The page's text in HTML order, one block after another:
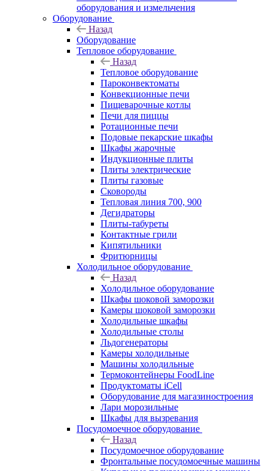
оборудования и измельчения
Оборудование
Назад
Оборудование
Тепловое оборудование
Назад
Тепловое оборудование
Пароконвектоматы
Конвекционные печи
Пищеварочные котлы
Печи для пиццы
Ротационные печи
Подовые пекарские шкафы
Шкафы жарочные
Индукционные плиты
Плиты электрические
Плиты газовые
Сковороды
Тепловая линия 700, 900
Дегидраторы
Плиты-табуреты
Контактные грили
Кипятильники
Фритюрницы
Холодильное оборудование
Назад
Холодильное оборудование
Шкафы шоковой заморозки
Камеры шоковой заморозки
Холодильные шкафы
Холодильные столы
Льдогенераторы
Камеры холодильные
Машины холодильные
Термоконтейнеры FoodLine
Продуктоматы iCell
Оборудование для магазиностроения
Лари морозильные
Шкафы для вызревания
Посудомоечное оборудование
Назад
Посудомоечное оборудование
Фронтальные посудомоечные машины